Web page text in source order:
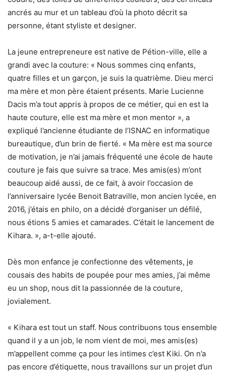
ancrés au mur et un tableau d’où la photo décrit sa
personne, étant styliste et designer.
La jeune entrepreneure est native de Pétion-ville, elle a
grandi avec la couture: « Nous sommes cinq enfants,
quatre filles et un garçon, je suis la quatrième. Dieu merci
ma mère et mon père étaient présents. Marie Lucienne
Dacis m’a tout appris à propos de ce métier, qui en est la
haute couture, elle est ma mère et mon mentor », a
expliqué l’ancienne étudiante de l’ISNAC en informatique
bureautique, d’un brin de fierté. « Ma mère est ma source
de motivation, je n’ai jamais fréquenté une école de haute
couture je fais que suivre sa trace. Mes amis(es) m’ont
beaucoup aidé aussi, de ce fait, à avoir l’occasion de
l’anniversaire lycée Benoit Batraville, mon ancien lycée, en
2016, j’étais en philo, on a décidé d’organiser un défilé,
nous étions 5 amies et camarades. C’était le lancement de
Kihara. », a-t-elle ajouté.
Dès mon enfance je confectionne des vêtements, je
cousais des habits de poupée pour mes amies, j’ai même
eu un shop, nous dit la passionnée de la couture,
jovialement.
« Kihara est tout un staff. Nous contribuons tous ensemble
quand il y a un job, le nom vient de moi, mes amis(es)
m’appellent comme ça pour les intimes c’est Kiki. On n’a
pas encore d’étiquette, nous travaillons sur un projet d’un